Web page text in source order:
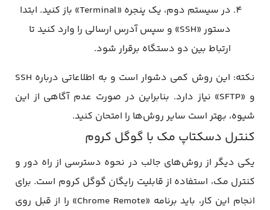
در سیستم دوم، یک پنجره «Terminal» باز کنید. ابتدا
دستور «SSH» و سپس آدرس ارسالی را وارد کنید تا
ارتباط بین دو دستگاه برقرار شود.
نکته: این روش کمی دشوار است و به اطلاعاتی درباره SSH
و «SFTP» نیاز دارد. بنابراین در صورت عدم آگاهی از این
شیوه، بهتر است سایر روش‌ها را امتحان کنید.
کنترل دسکتاپ مک با گوگل کروم
یکی دیگر از روش‌‌های جالب در نحوه دسترسی از راه دور و
کنترل مک، استفاده از قابلیت رایگان گوگل کروم است. برای
انجام این کار، باید برنامه «Chrome Remote» را از قبل روی